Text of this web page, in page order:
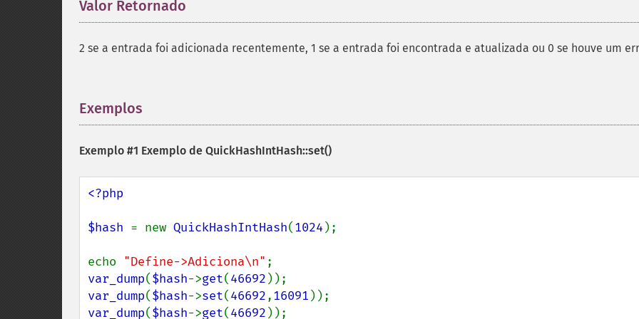
Valor Retornado
2 se a entrada foi adicionada recentemente, 1 se a entrada foi encontrada e atualizada ou 0 se houve um
Exemplos
Exemplo #1 Exemplo de QuickHashIntHash::set()
<?php
$hash = new QuickHashIntHash(1024 );
echo "Define->Adiciona\n"
var_dump($hash->get(46692
var_dump($hash->set(46692,16091
var_dump($hash->get(46692 ));